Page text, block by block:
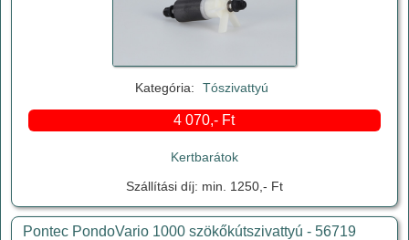
Kategória: Tószivattyú
4 070,- Ft
Kertbarátok
Szállítási díj: min. 1250,- Ft
Pontec PondoVario 1000 szökőkútszivattyú - 56719